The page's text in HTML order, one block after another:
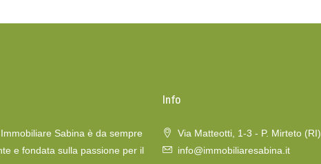
Immobiliare Sabina è da sempre
e fondata sulla passione per il
Info
Via Matteotti, 1-3 - P. Mirteto (RI)
info@immobiliaresabina.it